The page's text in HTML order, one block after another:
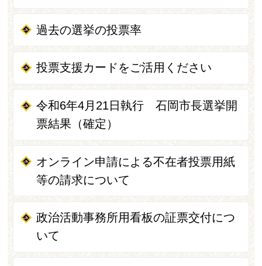
過去の選挙の投票率
投票支援カードをご活用ください
令和6年4月21日執行 石岡市長選挙開
票結果（確定）
オンライン申請による不在者投票用紙
等の請求について
政治活動事務所用看板の証票交付につ
いて